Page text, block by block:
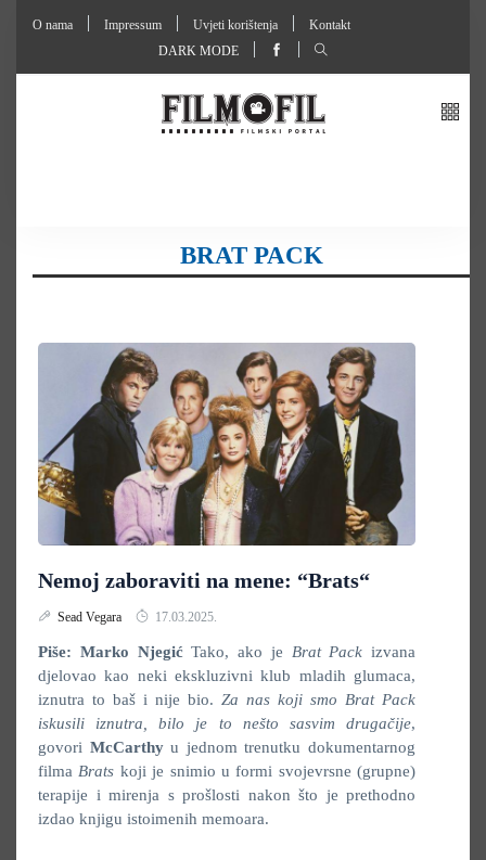
O nama Impressum Uvjeti korištenja
Kontakt
DARK MODE
BRAT PACK
Nemoj zaboraviti na mene: “Brats“
Sead Vegara 17.03.2025.
Piše: Marko Njegić Tako, ako je Brat Pack izvana
djelovao kao neki ekskluzivni klub mladih glumaca,
iznutra to baš i nije bio. Za nas koji smo Brat Pack
iskusili iznutra, bilo je to nešto sasvim drugačije,
govori McCarthyu jednom trenutku dokumentarnog
filma Brats koji je snimio u formi svojevrsne (grupne)
terapije i mirenja s prošlosti nakon što je prethodno
izdao knjigu istoimenih memoara.